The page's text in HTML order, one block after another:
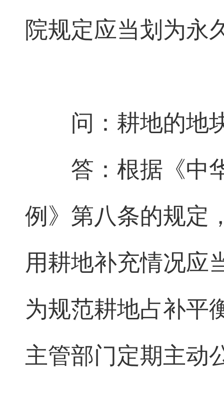
院规定应当划为永
问：耕地的地
答：根据《中
例》第八条的规定
用耕地补充情况应
为规范耕地占补平
主管部门定期主动